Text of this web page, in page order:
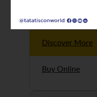
Discover More
Buy Online